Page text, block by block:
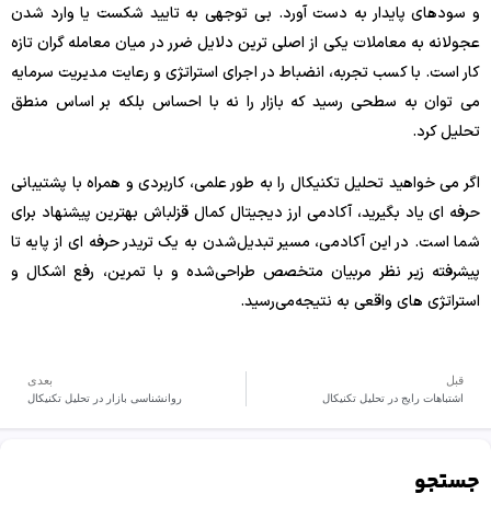
و سودهای پایدار به دست آورد. بی توجهی به تایید شکست یا وارد شدن
عجولانه به معاملات یکی از اصلی ترین دلایل ضرر در میان معامله گران تازه
کار است. با کسب تجربه، انضباط در اجرای استراتژی و رعایت مدیریت سرمایه
می توان به سطحی رسید که بازار را نه با احساس بلکه بر اساس منطق
تحلیل کرد.
اگر می خواهید تحلیل تکنیکال را به طور علمی، کاربردی و همراه با پشتیبانی
حرفه ای یاد بگیرید، آکادمی ارز دیجیتال کمال قزلباش بهترین پیشنهاد برای
شما است. در این آکادمی، مسیر تبدیل‌شدن به یک تریدر حرفه ای از پایه تا
پیشرفته زیر نظر مربیان متخصص طراحی‌شده و با تمرین، رفع اشکال و
استراتژی های واقعی به نتیجه‌می‌رسید.
قبل
اشتباهات رایج در تحلیل تکنیکال
بعدی
روانشناسی بازار در تحلیل تکنیکال
جستجو